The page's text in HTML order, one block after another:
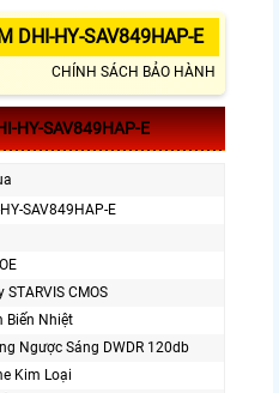
DHI-HY-SAV849HAP-E
CHÍNH SÁCH BẢO HÀNH
HY-SAV849HAP-E
SAV849HAP-E
STARVIS CMOS
Biến Nhiệt
Ngược Sáng DWDR 120db
Kim Loại